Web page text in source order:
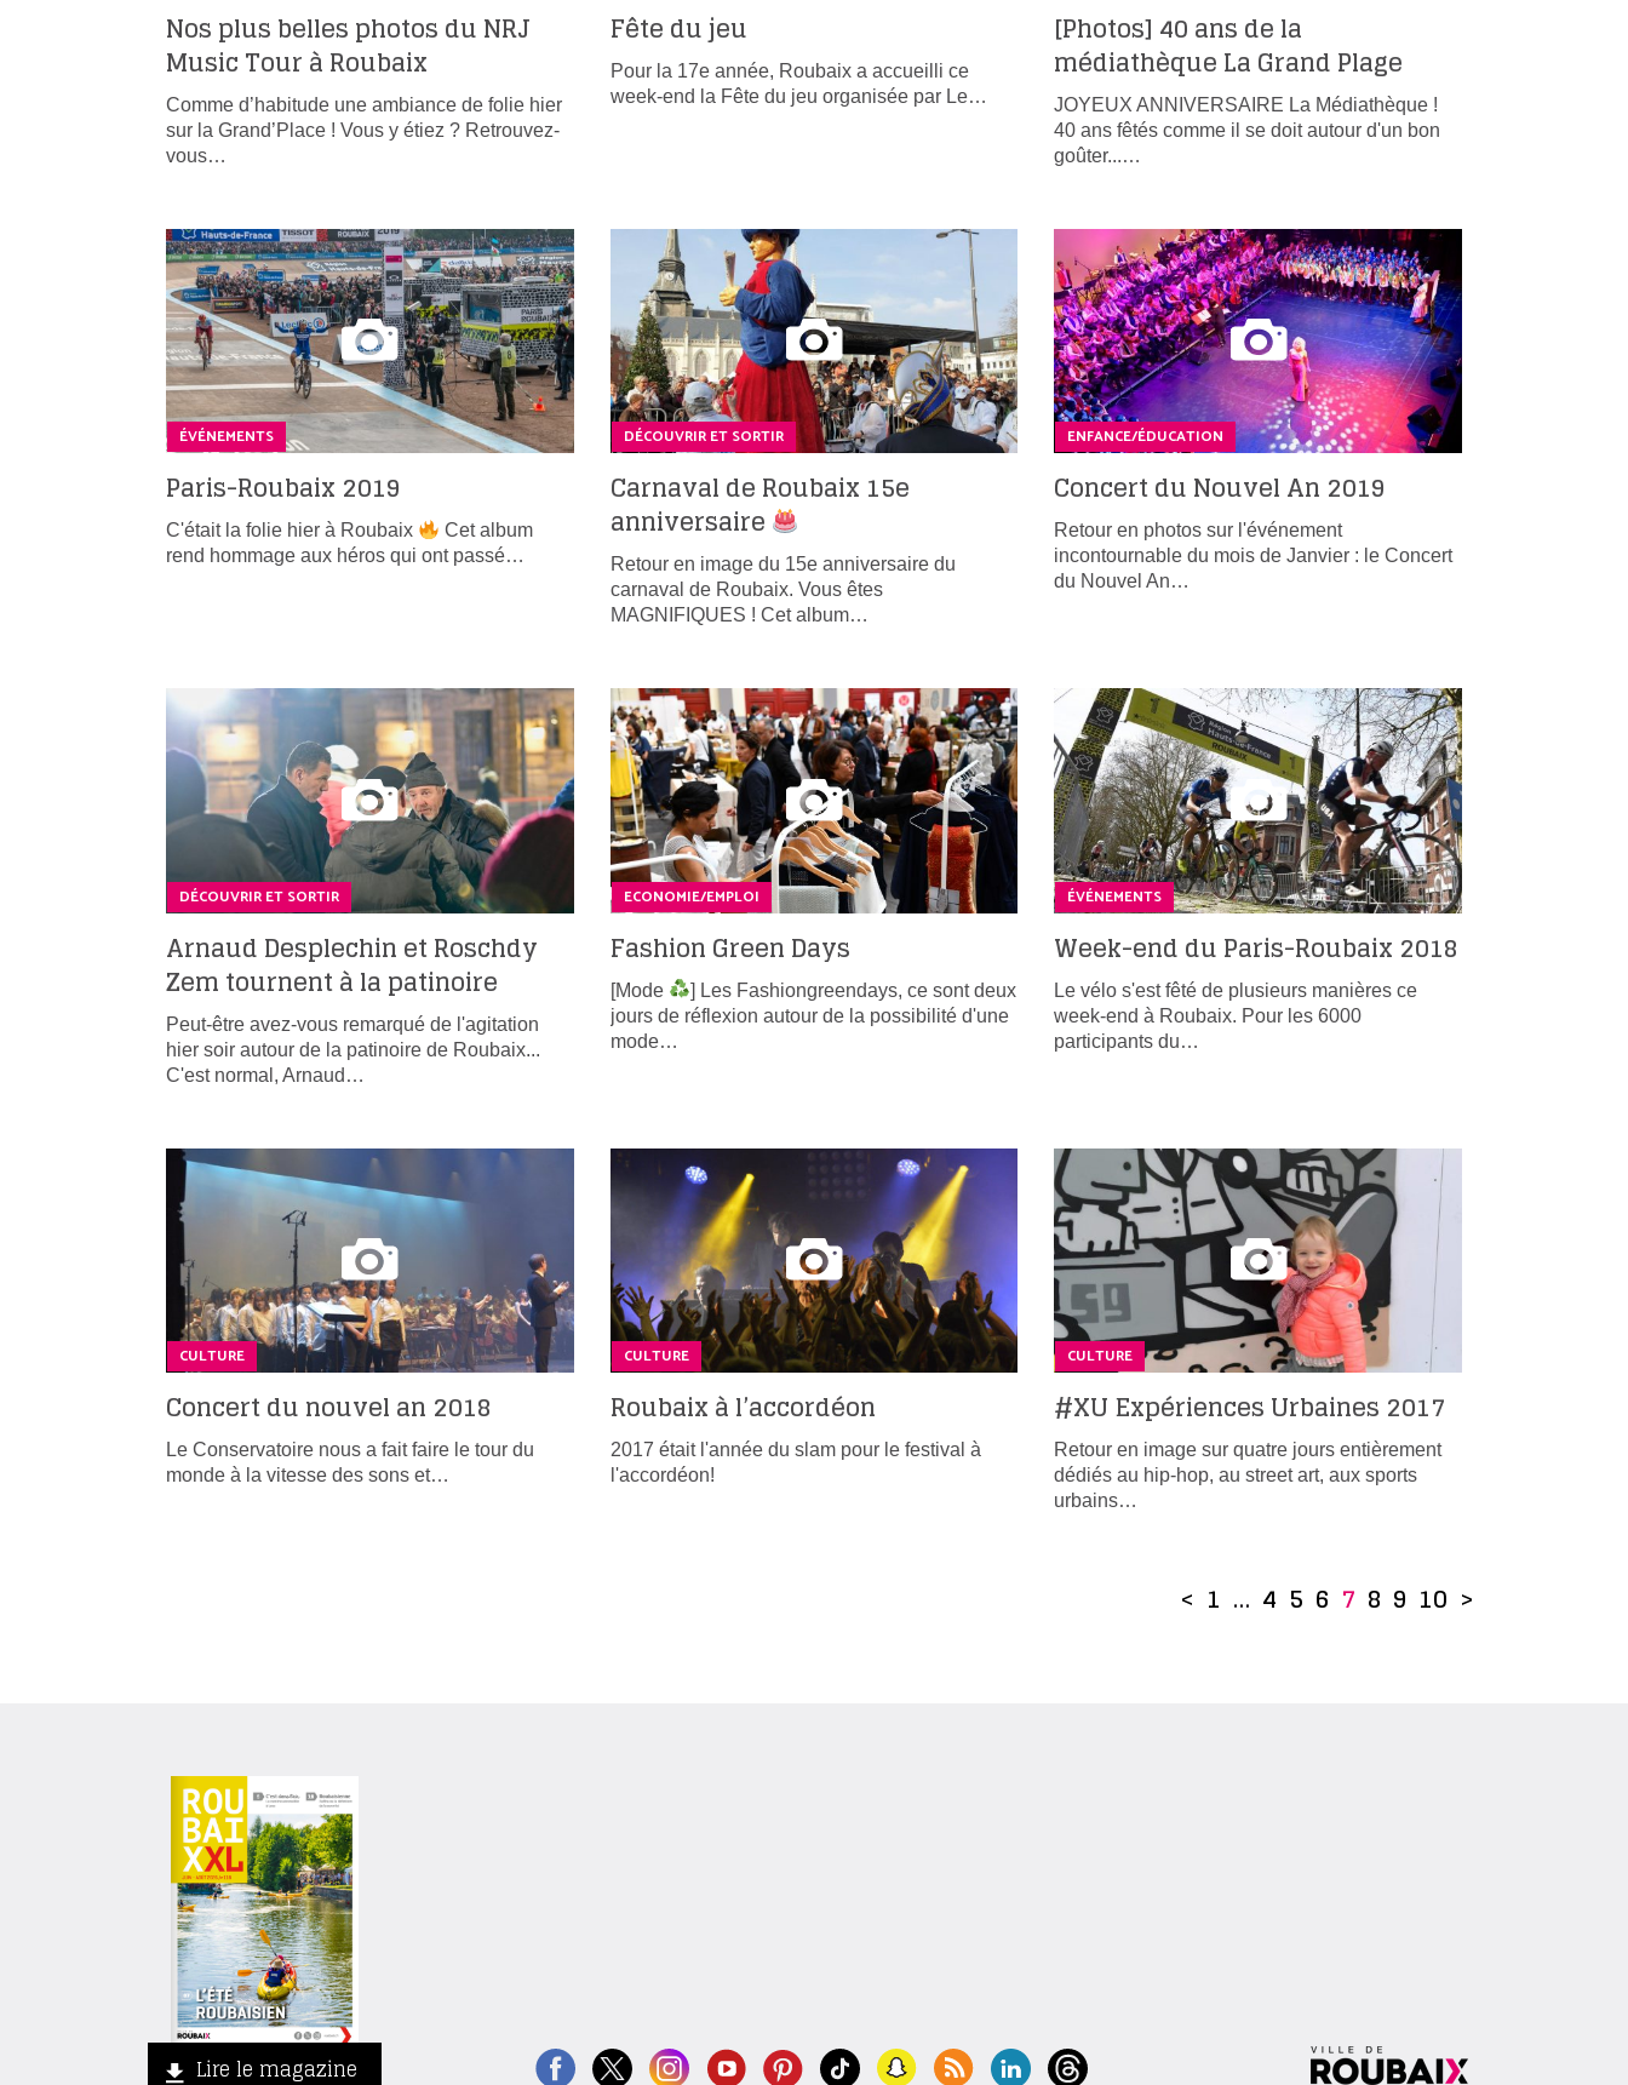
Nos plus belles photos du NRJ
Music Tour à Roubaix
Comme d’habitude une ambiance de folie hier
sur la Grand’Place ! Vous y étiez ? Retrouvez-
vous…
Fête du jeu
Pour la 17e année, Roubaix a accueilli ce
week-end la Fête du jeu organisée par Le…
[Photos] 40 ans de la
médiathèque La Grand Plage
JOYEUX ANNIVERSAIRE La Médiathèque !
40 ans fêtés comme il se doit autour d'un bon
goûter...…
ÉVÉNEMENTS
Paris-Roubaix 2019
C'était la folie hier à Roubaix
Cet album
rend hommage aux héros qui ont passé…
DÉCOUVRIR ET SORTIR
Carnaval de Roubaix 15e
anniversaire
Retour en image du 15e anniversaire du
carnaval de Roubaix. Vous êtes
MAGNIFIQUES ! Cet album…
ENFANCE/ÉDUCATION
Concert du Nouvel An 2019
Retour en photos sur l'événement
incontournable du mois de Janvier : le Concert
du Nouvel An…
DÉCOUVRIR ET SORTIR
Arnaud Desplechin et Roschdy
Zem tournent à la patinoire
Peut-être avez-vous remarqué de l'agitation
hier soir autour de la patinoire de Roubaix...
C'est normal, Arnaud…
ECONOMIE/EMPLOI
Fashion Green Days
[Mode
] Les Fashiongreendays, ce sont deux
jours de réflexion autour de la possibilité d'une
mode…
ÉVÉNEMENTS
Week-end du Paris-Roubaix 2018
Le vélo s'est fêté de plusieurs manières ce
week-end à Roubaix. Pour les 6000
participants du…
CULTURE
Concert du nouvel an 2018
Le Conservatoire nous a fait faire le tour du
monde à la vitesse des sons et…
CULTURE
Roubaix à l’accordéon
2017 était l'année du slam pour le festival à
l'accordéon!
CULTURE
#XU Expériences Urbaines 2017
Retour en image sur quatre jours entièrement
dédiés au hip-hop, au street art, aux sports
urbains…
< 1 … 4 5 6 7 8 9 10 >
Lire le magazine